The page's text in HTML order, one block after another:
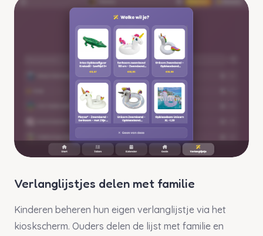
Verlanglijstjes delen met familie
Kinderen beheren hun eigen verlanglijstje via het
kioskscherm. Ouders delen de lijst met familie en